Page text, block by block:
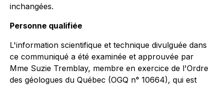
inchangées.
Personne qualifiée
L'information scientifique et technique divulguée dans
ce communiqué a été examinée et approuvée par
Mme Suzie Tremblay, membre en exercice de l'Ordre
des géologues du Québec (OGQ n° 10664), qui est